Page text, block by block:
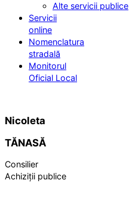
Alte servicii publice
Servicii
online
Nomenclatura
stradală
Monitorul
Oficial Local
Nicoleta
TĂNASĂ
Consilier
Achiziții publice